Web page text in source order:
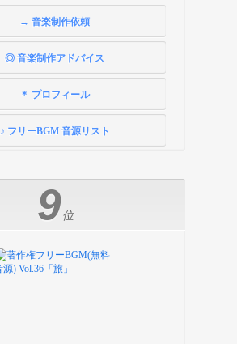
→ 音楽制作依頼
◎ 音楽制作アドバイス
＊ プロフィール
♪ フリーBGM 音源リスト
9位